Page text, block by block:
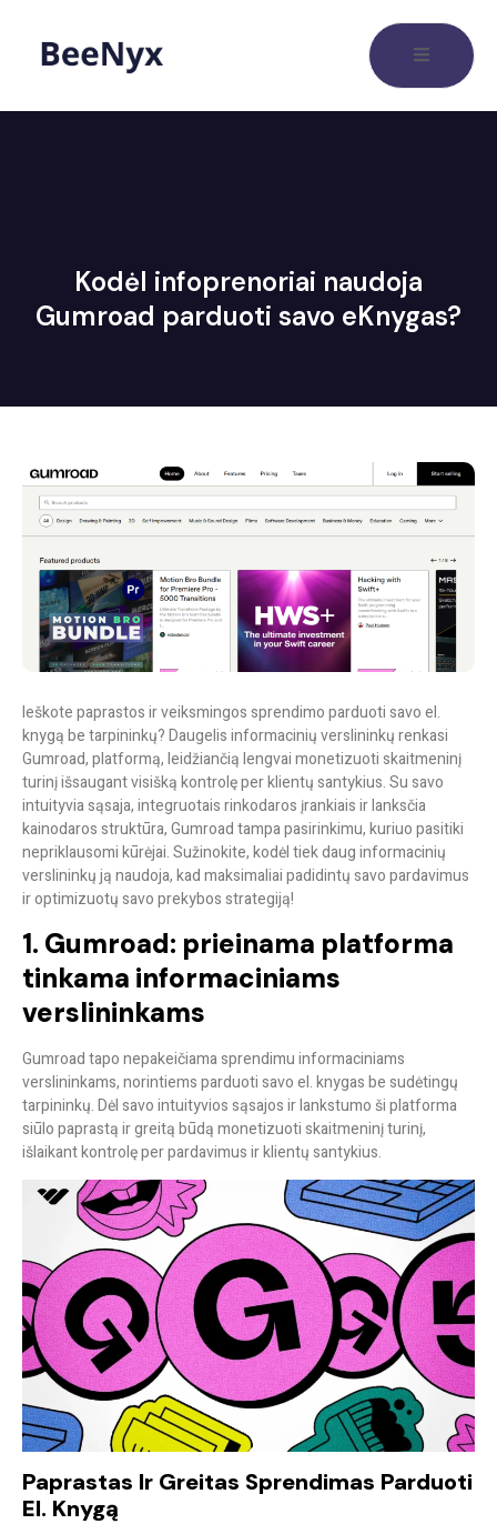
Kodėl infoprenoriai naudoja
Gumroad parduoti savo eKnygas?
Ieškote paprastos ir veiksmingos sprendimo parduoti savo el.
knygą be tarpininkų? Daugelis informacinių verslininkų renkasi
Gumroad, platformą, leidžiančią lengvai monetizuoti skaitmeninį
turinį išsaugant visišką kontrolę per klientų santykius. Su savo
intuityvia sąsaja, integruotais rinkodaros įrankiais ir lanksčia
kainodaros struktūra, Gumroad tampa pasirinkimu, kuriuo pasitiki
nepriklausomi kūrėjai. Sužinokite, kodėl tiek daug informacinių
verslininkų ją naudoja, kad maksimaliai padidintų savo pardavimus
ir optimizuotų savo prekybos strategiją!
1. Gumroad: prieinama platforma
tinkama informaciniams
verslininkams
Gumroad tapo nepakeičiama sprendimu informaciniams
verslininkams, norintiems parduoti savo el. knygas be sudėtingų
tarpininkų. Dėl savo intuityvios sąsajos ir lankstumo ši platforma
siūlo paprastą ir greitą būdą monetizuoti skaitmeninį turinį,
išlaikant kontrolę per pardavimus ir klientų santykius.
Paprastas Ir Greitas Sprendimas Parduoti
El. Knygą